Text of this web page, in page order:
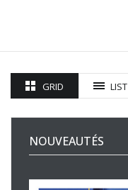
GRID LIST
NOUVEAUTÉS